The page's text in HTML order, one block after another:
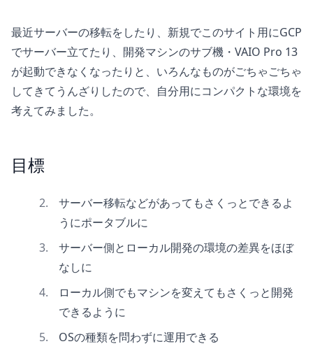
最近サーバーの移転をしたり、新規でこのサイト用にGCP
でサーバー立てたり、開発マシンのサブ機・VAIO Pro 13
が起動できなくなったりと、いろんなものがごちゃごちゃ
してきてうんざりしたので、自分用にコンパクトな環境を
考えてみました。
目標
サーバー移転などがあってもさくっとできるよ
うにポータブルに
サーバー側とローカル開発の環境の差異をほぼ
なしに
ローカル側でもマシンを変えてもさくっと開発
できるように
OSの種類を問わずに運用できる